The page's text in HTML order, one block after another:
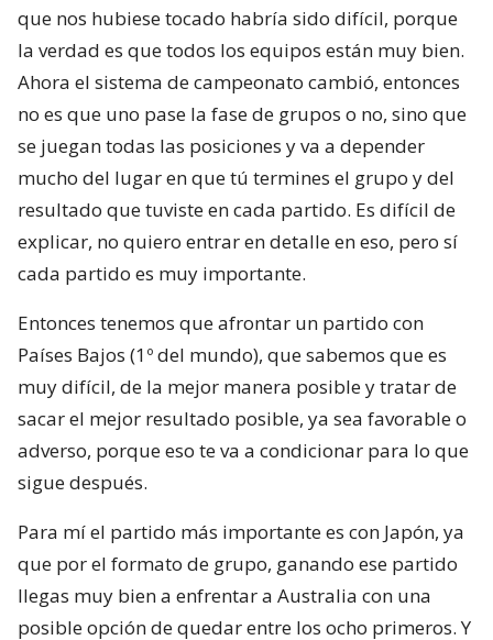
que nos hubiese tocado habría sido difícil, porque
la verdad es que todos los equipos están muy bien.
Ahora el sistema de campeonato cambió, entonces
no es que uno pase la fase de grupos o no, sino que
se juegan todas las posiciones y va a depender
mucho del lugar en que tú termines el grupo y del
resultado que tuviste en cada partido. Es difícil de
explicar, no quiero entrar en detalle en eso, pero sí
cada partido es muy importante.
Entonces tenemos que afrontar un partido con
Países Bajos (1º del mundo), que sabemos que es
muy difícil, de la mejor manera posible y tratar de
sacar el mejor resultado posible, ya sea favorable o
adverso, porque eso te va a condicionar para lo que
sigue después.
Para mí el partido más importante es con Japón, ya
que por el formato de grupo, ganando ese partido
llegas muy bien a enfrentar a Australia con una
posible opción de quedar entre los ocho primeros. Y